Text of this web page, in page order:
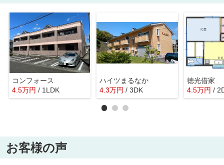
コンフォース
4.5万円 / 1LDK
ハイツまるなか
4.3万円 / 3DK
徳光借家
4.5万円 /
お客様の声